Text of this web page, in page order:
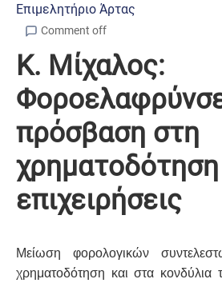
Επιμελητήριο Άρτας
Comment off
Κ. Μίχαλος:
πρόσβαση στη
χρηματοδότηση
επιχειρήσεις
Μείωση φορολογικών
χρηματοδότηση και στα κονδύλια